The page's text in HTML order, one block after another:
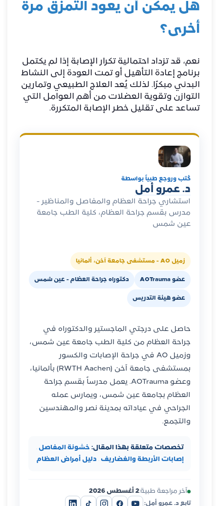
هل يمكن أن يعود التمزق مرة
أخرى؟
نعم، قد تزداد احتمالية تكرار الإصابة إذا لم يكتمل
برنامج إعادة التأهيل أو تمت العودة إلى النشاط
البدني مبكرًا. لذلك يُعد العلاج الطبيعي وتمارين
التوازن وتقوية العضلات من أهم العوامل التي
تساعد على تقليل خطر الإصابة المتكررة.
كُتب وروجع طبياً بواسطة
د. عمرو أمل
استشاري جراحة العظام والمفاصل والمناظير -
مدرس بقسم جراحة العظام، كلية الطب جامعة
عين شمس
زميل AO - مستشفى جامعة آخن، ألمانيا
عضو AOTrauma دكتوراه جراحة العظام - عين شمس
عضو هيئة التدريس
حاصل على درجتي الماجستير والدكتوراه في
جراحة العظام من كلية الطب جامعة عين شمس،
وزميل AO في جراحة الإصابات والكسور
بمستشفى جامعة آخن (RWTH Aachen) بألمانيا،
وعضو AOTrauma. يعمل مدرساً بقسم جراحة
العظام بجامعة عين شمس، ويمارس عمله
الجراحي في عياداته بمدينة نصر والمهندسين
والتجمع.
تخصصات متعلقة بهذا المقال: خشونة المفاصل ·
إصابات الأربطة والغضاريف · دليل أمراض العظام
آخر مراجعة طبية:2 أغسطس 2026
تابع د. عمرو أمل: